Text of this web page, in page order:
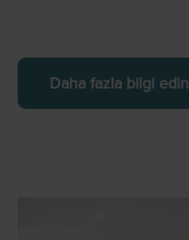
Daha fazla bilgi edin